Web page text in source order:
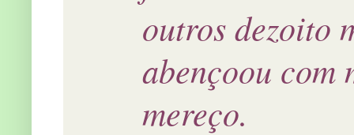
outros dezoito
abençoou com
mereço.